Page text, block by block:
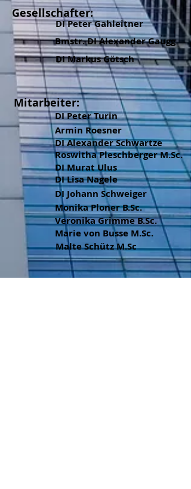
Gesellschafter:
DI Peter Gahleitner
Bmstr. DI Alexander Gaugg
DI Markus Götsch
Mitarbeiter:
Roswitha Pleschberger M.Sc.
DI Murat Ulus
DI Alexander Schwartze
DI Peter Turin
Armin Roesner
DI Lisa Nagele
DI Johann Schweiger
Monika Ploner B.Sc.
Veronika Grimme B.Sc.
Marie von Busse M.Sc.
Malte Schütz M.Sc